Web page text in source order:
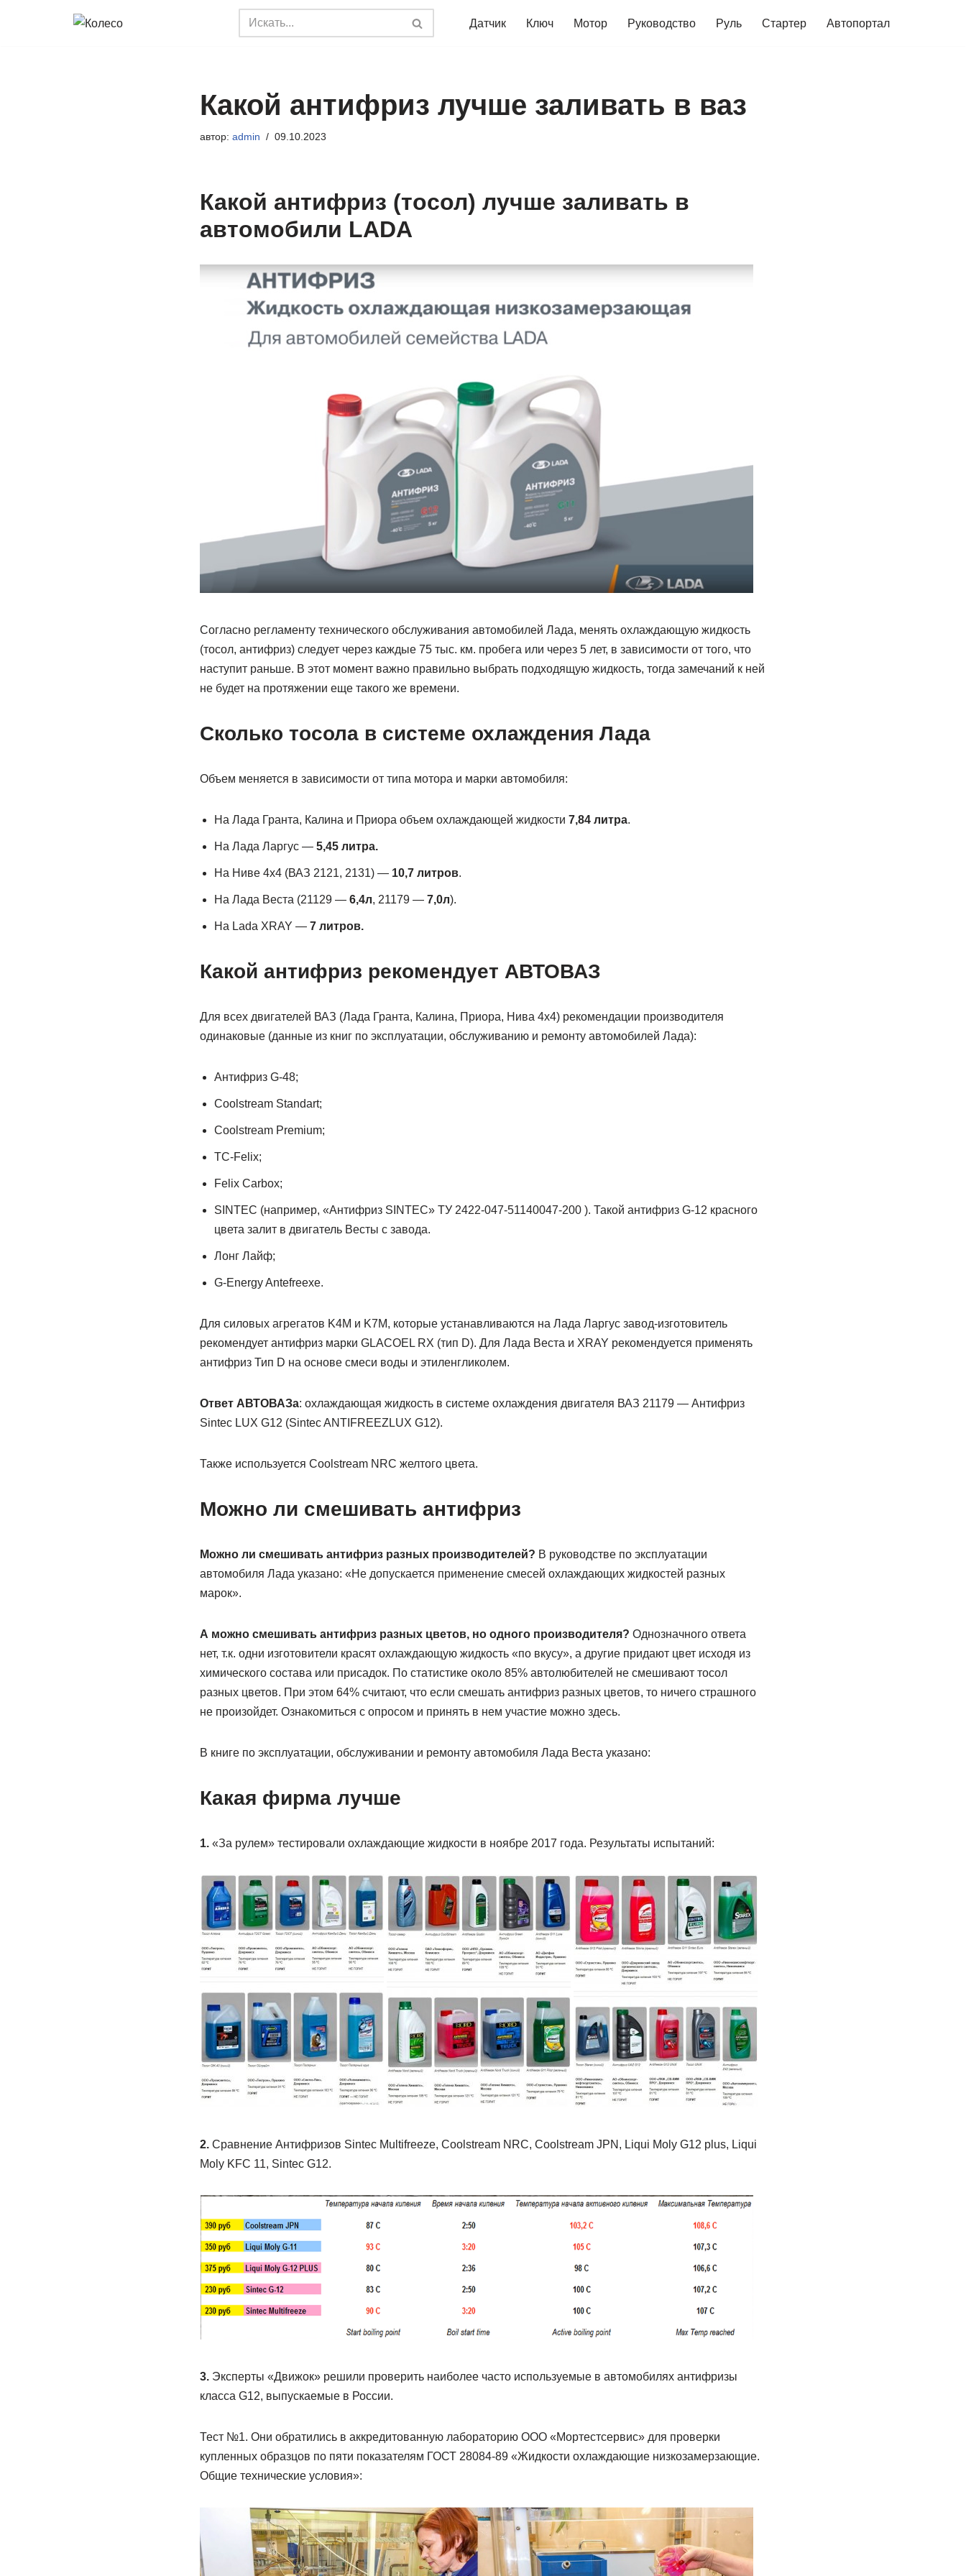
Датчик Ключ Мотор Руководство Руль Стартер Автопортал
Какой антифриз лучше заливать в ваз
автор: admin 09.10.2023
Какой антифриз (тосол) лучше заливать в
автомобили LADA
Согласно регламенту технического обслуживания автомобилей Лада, менять охлаждающую жидкость
(тосол, антифриз) следует через каждые 75 тыс. км. пробега или через 5 лет, в зависимости от того, что
наступит раньше. В этот момент важно правильно выбрать подходящую жидкость, тогда замечаний к ней
не будет на протяжении еще такого же времени.
Сколько тосола в системе охлаждения Лада
Объем меняется в зависимости от типа мотора и марки автомобиля:
На Лада Гранта, Калина и Приора объем охлаждающей жидкости 7,84 литра.
На Лада Ларгус — 5,45 литра.
На Ниве 4х4 (ВАЗ 2121, 2131) — 10,7 литров.
На Лада Веста (21129 — 6,4л, 21179 — 7,0л).
На Lada XRAY — 7 литров.
Какой антифриз рекомендует АВТОВАЗ
Для всех двигателей ВАЗ (Лада Гранта, Калина, Приора, Нива 4х4) рекомендации производителя
одинаковые (данные из книг по эксплуатации, обслуживанию и ремонту автомобилей Лада):
Антифриз G-48;
Coolstream Standart;
Coolstream Premium;
ТС-Felix;
Felix Carbox;
SINTEC (например, «Антифриз SINTEC» ТУ 2422-047-51140047-200 ). Такой антифриз G-12 красного
цвета залит в двигатель Весты с завода.
Лонг Лайф;
G-Energy Antefreexe.
Для силовых агрегатов K4M и K7M, которые устанавливаются на Лада Ларгус завод-изготовитель
рекомендует антифриз марки GLACOEL RX (тип D). Для Лада Веста и XRAY рекомендуется применять
антифриз Тип D на основе смеси воды и этиленгликолем.
Ответ АВТОВАЗа: охлаждающая жидкость в системе охлаждения двигателя ВАЗ 21179 — Антифриз
Sintec LUX G12 (Sintec ANTIFREEZLUX G12).
Также используется Coolstream NRC желтого цвета.
Можно ли смешивать антифриз
Можно ли смешивать антифриз разных производителей? В руководстве по эксплуатации
автомобиля Лада указано: «Не допускается применение смесей охлаждающих жидкостей разных
марок».
А можно смешивать антифриз разных цветов, но одного производителя? Однозначного ответа
нет, т.к. одни изготовители красят охлаждающую жидкость «по вкусу», а другие придают цвет исходя из
химического состава или присадок. По статистике около 85% автолюбителей не смешивают тосол
разных цветов. При этом 64% считают, что если смешать антифриз разных цветов, то ничего страшного
не произойдет. Ознакомиться с опросом и принять в нем участие можно здесь.
В книге по эксплуатации, обслуживании и ремонту автомобиля Лада Веста указано:
Какая фирма лучше
1.«За рулем» тестировали охлаждающие жидкости в ноябре 2017 года. Результаты испытаний:
2.Сравнение Антифризов Sintec Multifreeze, Coolstream NRC, Coolstream JPN, Liqui Moly G12 plus, Liqui
Moly KFC 11, Sintec G12.
3.Эксперты «Движок» решили проверить наиболее часто используемые в автомобилях антифризы
класса G12, выпускаемые в России.
Тест №1. Они обратились в аккредитованную лабораторию ООО «Мортестсервис» для проверки
купленных образцов по пяти показателям ГОСТ 28084-89 «Жидкости охлаждающие низкозамерзающие.
Общие технические условия»: